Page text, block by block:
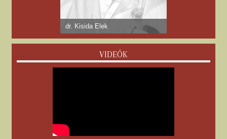
dr. Kisida Elek
VIDEÓK